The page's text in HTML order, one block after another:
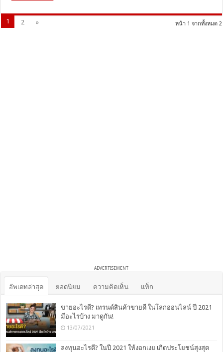
หน้า 1 จากทั้งหมด 2
1 2 »
ADVERTISEMENT
อัพเดทล่าสุด ยอดนิยม ความคิดเห็น แท็ก
ขายอะไรดี? เทรนด์สินค้าขายดี ในโลกออนไลน์ ปี 2021
มีอะไรบ้าง มาดูกัน!
13/07/2021
ลงทุนอะไรดี? ในปี 2021 ให้งอกเงย เกิดประโยชน์สุงสุด